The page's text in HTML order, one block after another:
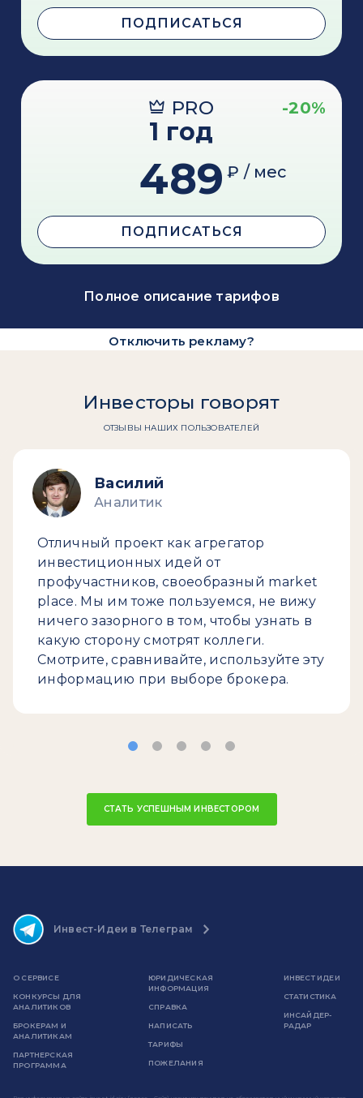
ПОДПИСАТЬСЯ
PRO -20%
1 год
489 ₽ / мес
ПОДПИСАТЬСЯ
Полное описание тарифов
Отключить рекламу?
Инвесторы говорят
ОТЗЫВЫ НАШИХ ПОЛЬЗОВАТЕЛЕЙ
Василий
Аналитик
Отличный проект как агрегатор
инвестиционных идей от
профучастников, своеобразный market
place. Мы им тоже пользуемся, не вижу
ничего зазорного в том, чтобы узнать в
какую сторону смотрят коллеги.
Смотрите, сравнивайте, используйте эту
информацию при выборе брокера.
СТАТЬ УСПЕШНЫМ ИНВЕСТОРОМ
Инвест-Идеи в Телеграм
О СЕРВИСЕ
КОНКУРСЫ ДЛЯ
АНАЛИТИКОВ
БРОКЕРАМ И
АНАЛИТИКАМ
ПАРТНЕРСКАЯ
ПРОГРАММА
ЮРИДИЧЕСКАЯ
ИНФОРМАЦИЯ
СПРАВКА
НАПИСАТЬ
ТАРИФЫ
ПОЖЕЛАНИЯ
ИНВЕСТ ИДЕИ
СТАТИСТИКА
ИНСАЙДЕР-
РАДАР